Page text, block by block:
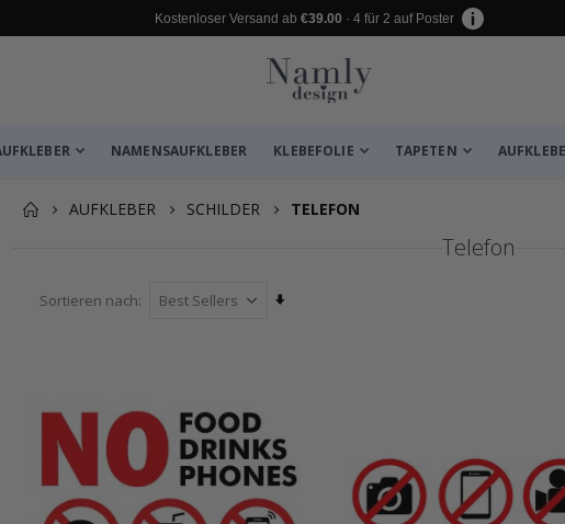
Kostenloser Versand ab €39.00 · 4 für 2 auf Poster
NAMENSAUFKLEBER KLEBEFOLIE TAPETEN
AUFKLEBER SCHILDER TELEFON
Telefon
Sortieren nach